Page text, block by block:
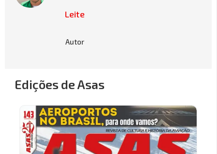
Leite
Autor
Edições de Asas